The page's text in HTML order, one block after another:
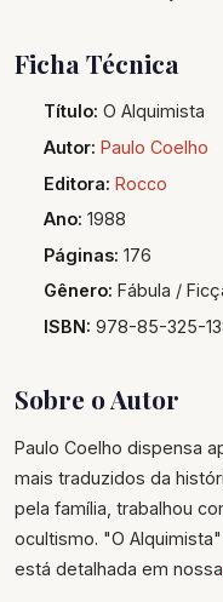
Ficha Técnica
Título: O Alquimista
Autor: Paulo Coelho
Editora: Rocco
Ano: 1988
Páginas: 176
Gênero: Fábula /
ISBN: 978-85-325-
Sobre o Autor
Paulo Coelho dispensa
mais traduzidos da
pela família, trabalhou
ocultismo. "O
está detalhada em nossa